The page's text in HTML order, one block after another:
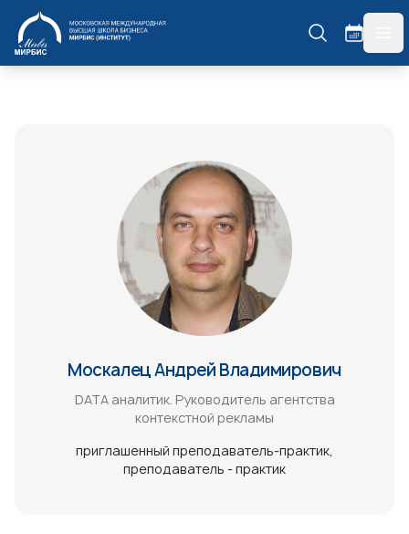
МИРБИС
Москалец Андрей Владимирович
DATA аналитик. Руководитель агентства
контекстной рекламы
приглашенный преподаватель-практик
преподаватель - практик